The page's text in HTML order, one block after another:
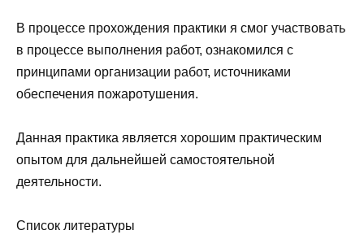
В процессе прохождения практики я смог участвовать
в процессе выполнения работ, ознакомился с
принципами организации работ, источниками
обеспечения пожаротушения.
Данная практика является хорошим практическим
опытом для дальнейшей самостоятельной
деятельности.
Список литературы